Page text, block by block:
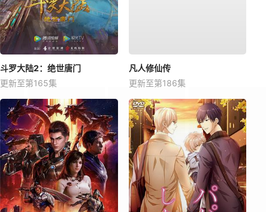
斗罗大陆2：绝世唐门
更新至第165集
凡人修仙传
更新至第186集